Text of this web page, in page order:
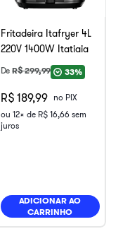
Fritadeira Itafryer 4L
220V 1400W Itatiaia
DeR$299,99 33%
R$ 189,99
no PIX
ou 12x de R$ 16,66 sem
juros
ADICIONAR AO
CARRINHO